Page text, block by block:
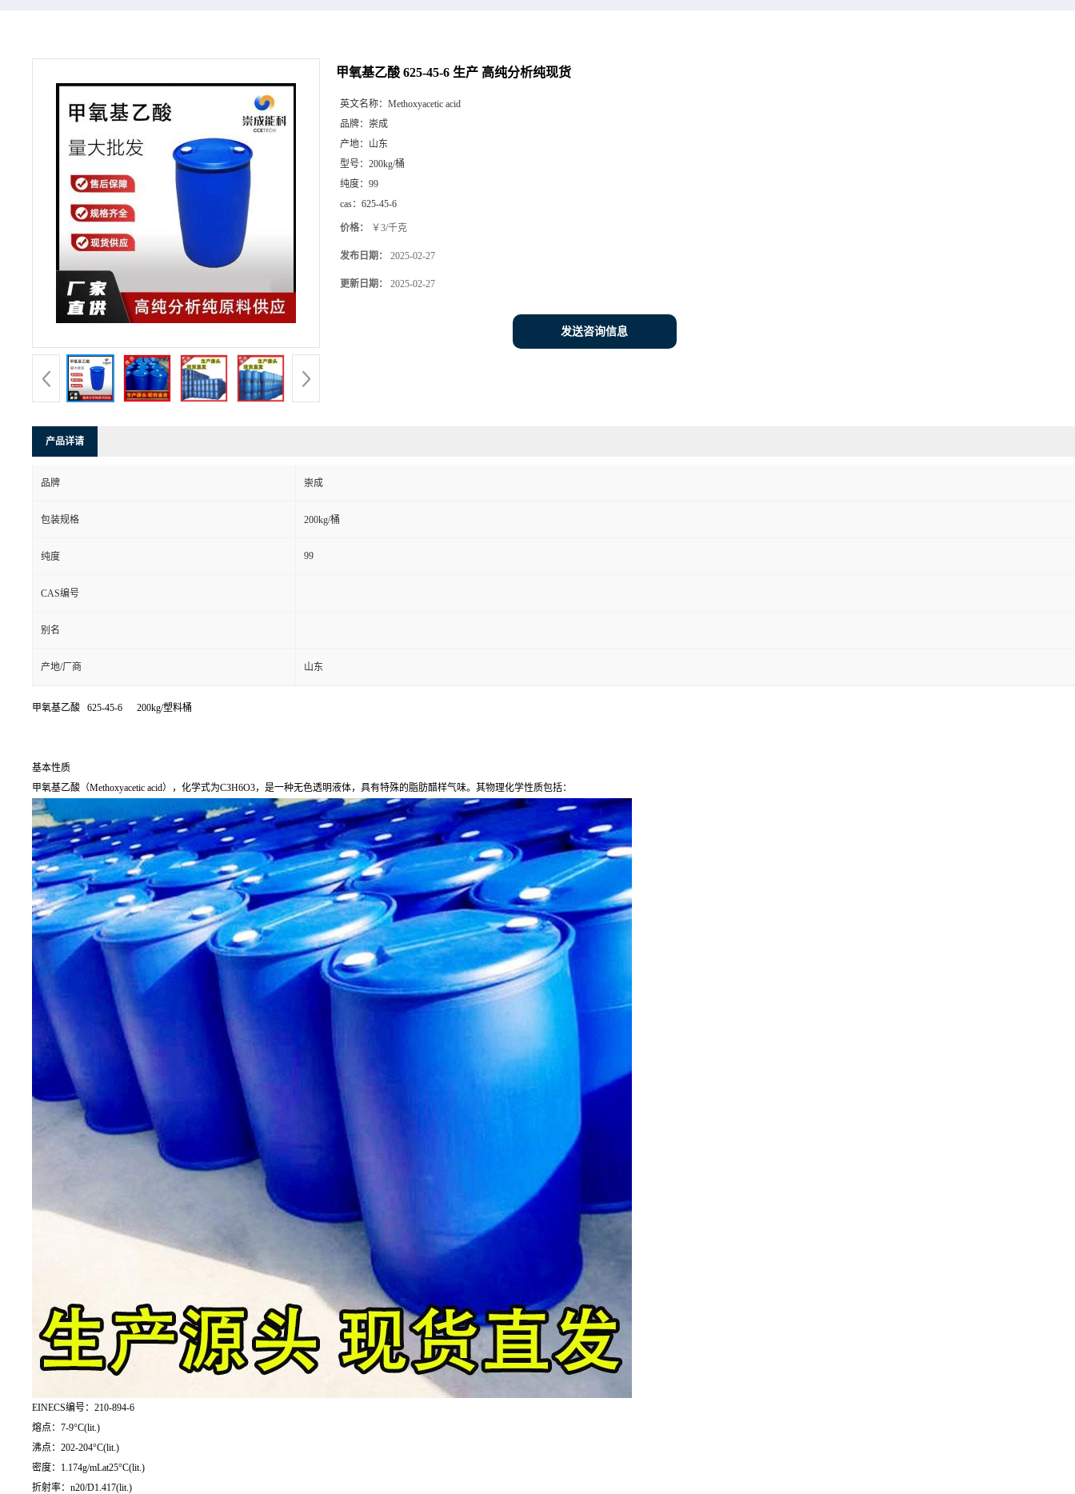
甲氧基乙酸 625-45-6 生产 高纯分析纯现货
英文名称： Methoxyacetic acid
品牌： 崇成
产地： 山东
型号： 200kg/桶
纯度： 99
cas： 625-45-6
价格： ￥3/千克
发布日期： 2025-02-27
更新日期： 2025-02-27
发送咨询信息
产品详请
品牌 崇成
包装规格 200kg/桶
纯度 99
CAS编号
别名
产地/厂商 山东
甲氧基乙酸 625-45-6 200kg/塑料桶
基本性质
甲氧基乙酸（Methoxyacetic acid），化学式为C3H6O3，是一种无色透明液体，具有特殊的脂肪醋样气味。其物理化学性质包括：
EINECS编号：210-894-6
熔点：7-9°C(lit.)
沸点：202-204°C(lit.)
密度：1.174g/mLat25°C(lit.)
折射率：n20/D1.417(lit.)